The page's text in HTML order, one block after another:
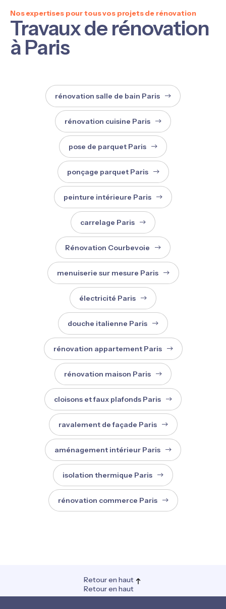
Nos expertises pour tous vos projets de rénovation
Travaux de rénovation
à Paris
rénovation salle de bain Paris
rénovation cuisine Paris
pose de parquet Paris
ponçage parquet Paris
peinture intérieure Paris
carrelage Paris
Rénovation Courbevoie
menuiserie sur mesure Paris
électricité Paris
douche italienne Paris
rénovation appartement Paris
rénovation maison Paris
cloisons et faux plafonds Paris
ravalement de façade Paris
aménagement intérieur Paris
isolation thermique Paris
rénovation commerce Paris
Retour en haut
Retour en haut